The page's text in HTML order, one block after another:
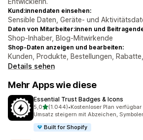
Kund:innendaten einsehen:
Sensible Daten, Geräte- und
Daten von Mitarbeiter:innen und
Shop-Inhaber, Blog-Mitwirkende
Shop-Daten anzeigen und bearbeiten:
Kunden, Produkte, Bestellungen,
Details sehen
Mehr Apps wie diese
Essential Trust Badges & Icons
5,0von 5 Sternen
(1.044)
1044 Rezensionen insgesamt
•Kostenloser Plan verfügbar
Umsatz steigern mit Abzeichen,
Built for Shopify